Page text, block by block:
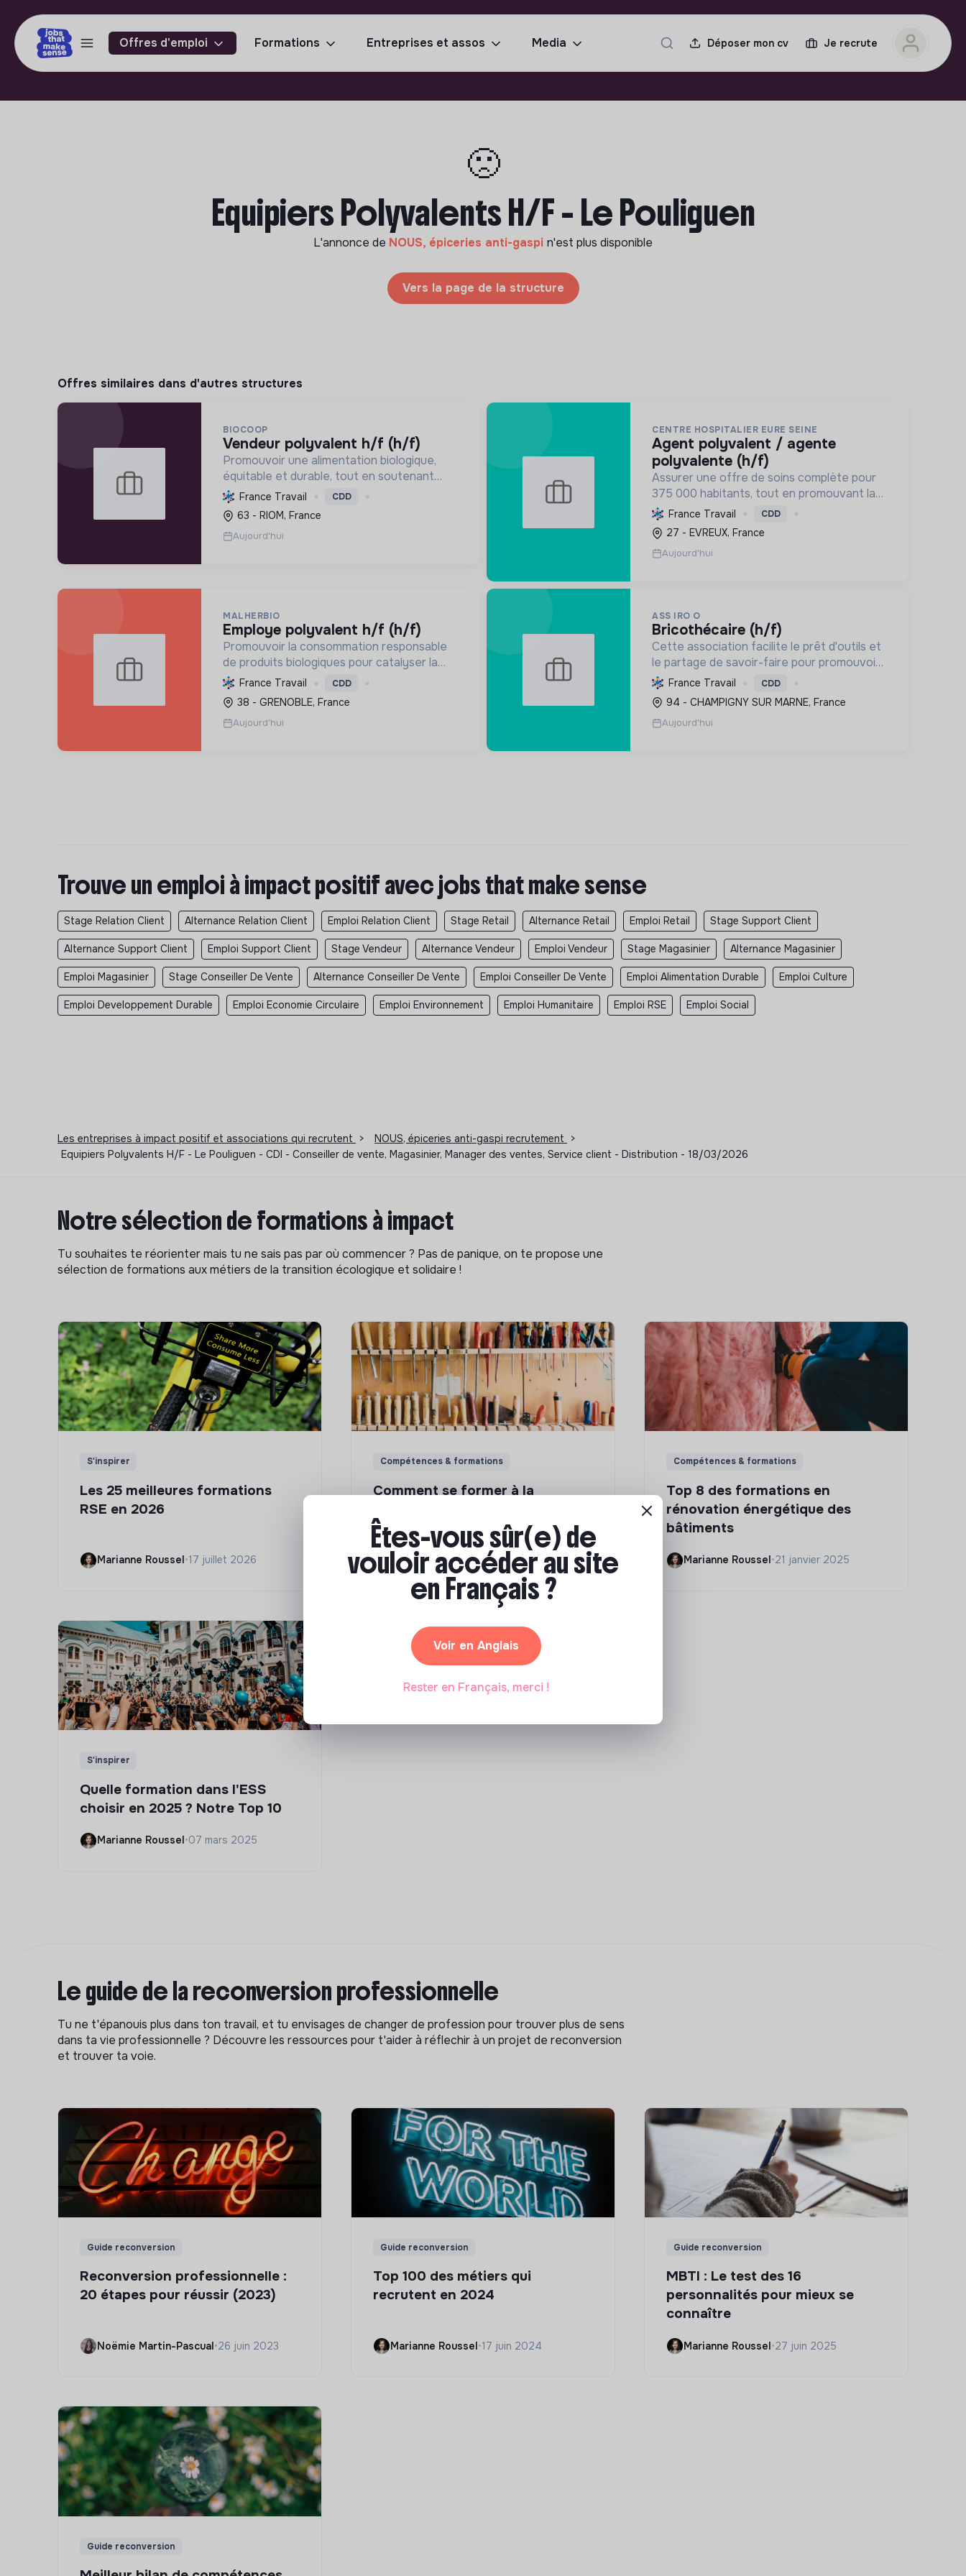
Offres d'emploi Formations Entreprises et assos Media Déposer mon cv Je recrute
🙁
Equipiers Polyvalents H/F - Le Pouliguen
L'annonce de NOUS, épiceries anti-gaspi n'est plus disponible
Vers la page de la structure
Offres similaires dans d'autres structures
BIOCOOP
vendeur polyvalent h/f (h/f)
Promouvoir une alimentation biologique,
équitable et durable, tout en soutenant
l'agriculture paysanne, en réduisant les
déchets et en agissant pour une société
plus juste et solidaire.
France Travail CDD
63 - RIOM, France
Aujourd'hui
CENTRE HOSPITALIER EURE SEINE
agent polyvalent / agente
polyvalente (h/f)
Assurer une offre de soins complète pour
375 000 habitants, tout en promouvant la
transition écologique via des bâtiments
HQE, la biomasse, et des achats
responsables, et la transition sociale par
une...
France Travail CDD
27 - EVREUX, France
Aujourd'hui
MALHERBIO
employe polyvalent h/f (h/f)
Promouvoir la consommation responsable
de produits biologiques pour catalyser la
transition écologique et sociale à Grenoble,
en s'appuyant sur les valeurs coopératives.
France Travail CDD
38 - GRENOBLE, France
Aujourd'hui
ASS IRO O
bricothécaire (h/f)
Cette association facilite le prêt d'outils et
le partage de savoir-faire pour promouvoir
une consommation responsable et
renforcer le lien social. Elle favorise
l'autonomie et l'inclusion, tout en ré...
France Travail CDD
94 - CHAMPIGNY SUR MARNE, France
Aujourd'hui
Trouve un emploi à impact positif avec jobs that make sense
Stage Relation Client Alternance Relation Client Emploi Relation Client Stage Retail Alternance Retail Emploi Retail Stage Support Client
Alternance Support Client Emploi Support Client Stage Vendeur Alternance Vendeur Emploi Vendeur Stage Magasinier Alternance Magasinier
Emploi Magasinier Stage Conseiller De Vente Alternance Conseiller De Vente Emploi Conseiller De Vente Emploi Alimentation Durable Emploi Culture
Emploi Developpement Durable Emploi Economie Circulaire Emploi Environnement Emploi Humanitaire Emploi RSE Emploi Social
Les entreprises à impact positif et associations qui recrutent > NOUS, épiceries anti-gaspi recrutement
>
Equipiers Polyvalents H/F - Le Pouliguen - CDI - Conseiller de vente, Magasinier, Manager des ventes, Service client - Distribution - 18/03/2026
Notre sélection de formations à impact
Tu souhaites te réorienter mais tu ne sais pas par où commencer ? Pas de panique, on te propose une
sélection de formations aux métiers de la transition écologique et solidaire !
S'inspirer
Les 25 meilleures formations
RSE en 2026
Marianne Roussel•17 juillet 2026
Compétences & formations
Comment se former à la
Marianne Roussel•09 janvier 2024
Compétences & formations
Top 8 des formations en
rénovation énergétique des
bâtiments
Marianne Roussel•21 janvier 2025
S'inspirer
Quelle formation dans l'ESS
choisir en 2025 ? Notre Top 10
Marianne Roussel•07 mars 2025
Le guide de la reconversion professionnelle
Tu ne t'épanouis plus dans ton travail, et tu envisages de changer de profession pour trouver plus de sens
dans ta vie professionnelle ? Découvre les ressources pour t'aider à réflechir à un projet de reconversion
et trouver ta voie.
Guide reconversion
Reconversion professionnelle :
20 étapes pour réussir (2023)
Noëmie Martin-Pascual•26 juin 2023
Guide reconversion
Top 100 des métiers qui
recrutent en 2024
Marianne Roussel•17 juin 2024
Guide reconversion
MBTI : Le test des 16
personnalités pour mieux se
connaître
Marianne Roussel•27 juin 2025
Guide reconversion
Êtes-vous sûr(e) de
vouloir accéder au site
en Français ?
Voir en Anglais
Rester en Français, merci !